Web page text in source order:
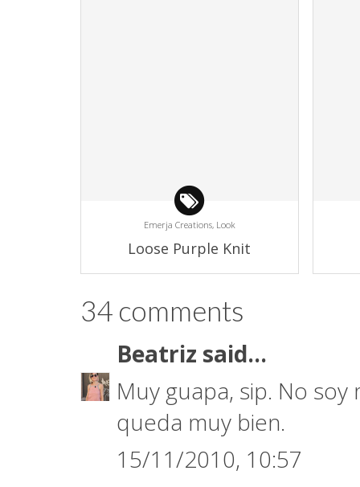
Emerja Creations, Look
Loose Purple Knit
34 comments
Beatriz said...
Muy guapa, sip. No
queda muy bien.
15/11/2010, 10:57